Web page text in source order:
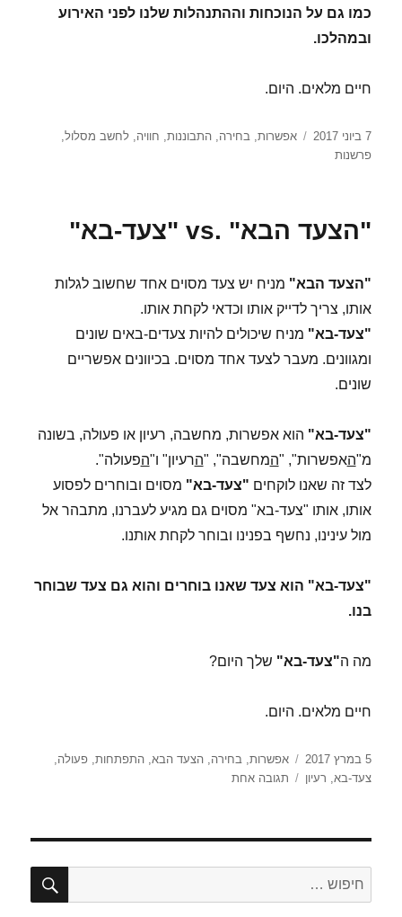
כמו גם על הנוכחות וההתנהלות שלנו לפני האירוע
ובמהלכו.
חיים מלאים. היום.
פורסם
בתאריך
7 ביוני 2017 תגיות
אפשרות,בחירה,התבוננות, חוויה,לחשב מסלול,
פרשנות
"הצעד הבא" .vs "צעד-בא"
"הצעד הבא" מניח יש צעד מסוים אחד שחשוב לגלות
אותו, צריך לדייק אותו וכדאי לקחת אותו.
"צעד-בא" מניח שיכולים להיות צעדים-באים שונים
ומגוונים. מעבר לצעד אחד מסוים. בכיוונים אפשריים
שונים.
"צעד-בא" הוא אפשרות, מחשבה, רעיון או פעולה, בשונה
מ"האפשרות", "המחשבה", "הרעיון" ו"הפעולה".
לצד זה שאנו לוקחים "צעד-בא" מסוים ובוחרים לפסוע
אותו, אותו "צעד-בא" מסוים גם מגיע לעברנו, מתבהר אל
מול עינינו, נחשף בפנינו ובוחר לקחת אותנו.
"צעד-בא" הוא צעד שאנו בוחרים והוא גם צעד שבוחר
בנו.
מה ה"צעד-בא" שלך היום?
חיים מלאים. היום.
פורסם
בתאריך
5 במרץ 2017 תגיות
אפשרות,בחירה,הצעד הבא,התפתחות,פעולה,
צעד-בא, רעיון תגובה אחתעל
חפש: